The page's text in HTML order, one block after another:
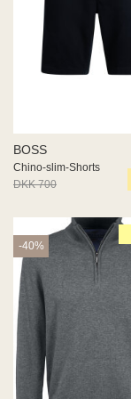
BOSS
Chino-slim-Shorts
DKK 700
-40%